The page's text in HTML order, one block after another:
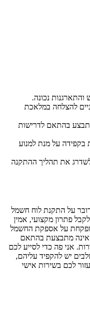
נכונה.
להצלחה במלאכת
בהתאם לדרישות
בקפידה על מנת למנוע
את תהליך ההתקנה
על התקנת לוח חשמל
פתרון מקצועי, אמין
על אספקת החשמל
מתבצעת בהתאם
אני פה כדי לסייע לכם
יש להקפיד עליהם,
לכם בשירות אישי